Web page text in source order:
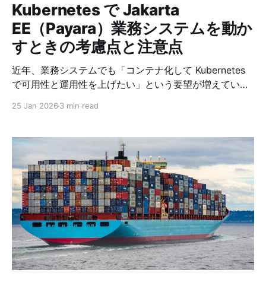
Kubernetes で Jakarta
EE（Payara）業務システムを動か
すときの考慮点と注意点
近年、業務システムでも「コンテナ化して Kubernetes
で可用性と運用性を上げたい」という要望が増えていま
Payara Server で構築している場合に Kubernetes 化す
る際、必ず押さえるべきポイントをまとめます。クラウ
ド環境としては Oracle Cloud（OKE）を前提にしていま
すが、考え方自体はどのK8sにも共通します。 1.
「Payara Server をそのままクラスタリング」は原則し
ない GlassFish 系の標準的なクラスタリング（DAS を中
心としたドメイン管理）は、**「ノードが固定される前
提」**の設計です。一方 Kubernetes では Pod は“消え
るもの”であり、再スケジュールされ、IP
25 Jan 2026 3 min read